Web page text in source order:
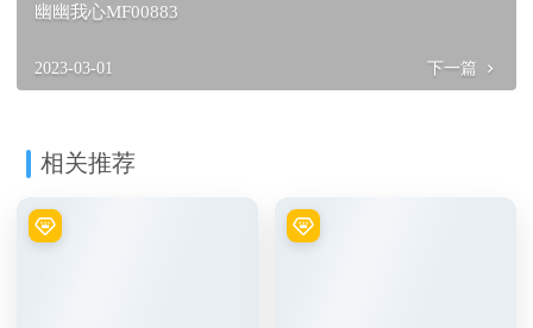
幽幽我心MF00883
2023-03-01 下一篇
相关推荐